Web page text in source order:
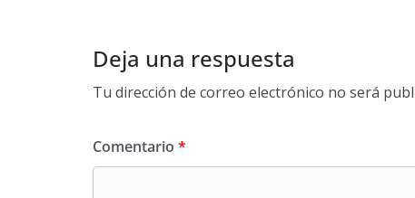
Deja una respuesta
Tu dirección de correo electrónico no será
Comentario *